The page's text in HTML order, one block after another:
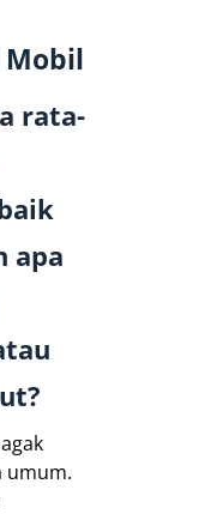
Mobil
rata-
apa
umum.